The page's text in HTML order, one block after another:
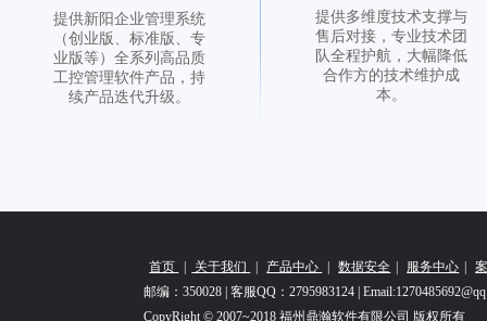
提供新阳企业管理系统
（创业版、标准版、专
业版等）全系列高品质
工控管理软件产品，持
续产品迭代升级。
提供多维度技术支撑与
售后对接，专业技术团
队全程护航，大幅降低
合作方的技术维护成
本。
首页 关于我们 产品中心 数据安全 服务中心
邮编：350028 | 客服QQ：2795983124 |
CopyRight © 2007~2018 福州鼎瀚软件有限公司 版权所有